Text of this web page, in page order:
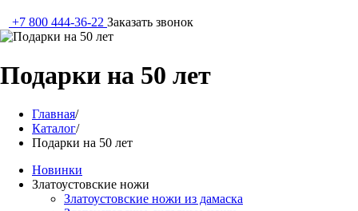
+7 800 444-36-22 Заказать звонок
Подарки на 50 лет
Главная/
Каталог/
Подарки на 50 лет
Новинки
Златоустовские ножи
Златоустовские ножи из дамаска